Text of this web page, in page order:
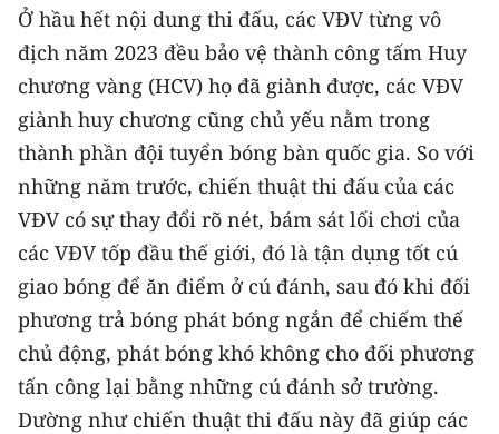
CHƯƠNG TRÌNH OCOP - MỖI XÃ
MỘT SẢN PHẨM
RADIO
MEDIA CENTER
E-Magazine
Video
Media Chính trị
Media Kinh tế
Media Văn hóa
Ở hầu hết nội dung thi đấu, các VĐV từng vô
địch năm 2023 đều bảo vệ thành công tấm Huy
chương vàng (HCV) họ đã giành được, các VĐV
giành huy chương cũng chủ yếu nằm trong
thành phần đội tuyển bóng bàn quốc gia. So với
những năm trước, chiến thuật thi đấu của các
VĐV có sự thay đổi rõ nét, bám sát lối chơi của
các VĐV tốp đầu thế giới, đó là tận dụng tốt cú
giao bóng để ăn điểm ở cú đánh, sau đó khi đối
phương trả bóng phát bóng ngắn để chiếm thế
chủ động, phát bóng khó không cho đối phương
tấn công lại bằng những cú đánh sở trường.
Dường như chiến thuật thi đấu này đã giúp các